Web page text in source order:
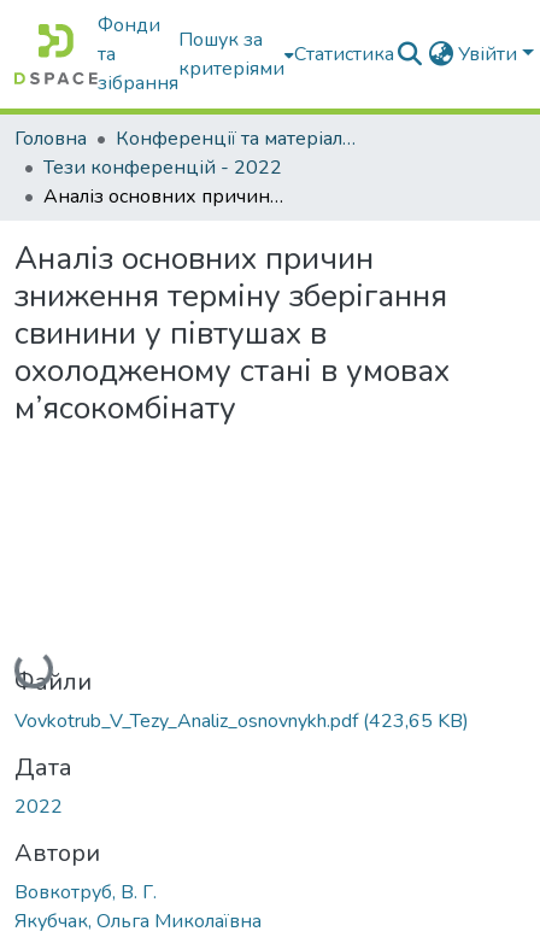
Фонди
та
зібрання
Пошук за
критеріями
Статистика Увійти
Головна
Конференції та матеріали конференцій
Тези конференцій - 2022
Аналіз основних причин зниження терміну зберігання свинини у півтушах в охолодженому стані в умовах м’ясокомбінату
Аналіз основних причин
зниження терміну зберігання
свинини у півтушах в
охолодженому стані в умовах
м’ясокомбінату
Вантажиться...
Файли
Vovkotrub_V_Tezy_Analiz_osnovnykh.pdf(423,65 KB)
Дата
2022
Автори
Вовкотруб, В. Г.
Якубчак, Ольга Миколаївна